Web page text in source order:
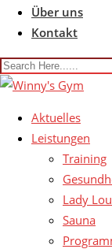
Über uns
Kontakt
Aktuelles
Leistungen
Training
Lady
Sauna